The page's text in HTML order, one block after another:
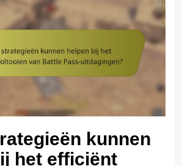
kunnen
het efficiënt